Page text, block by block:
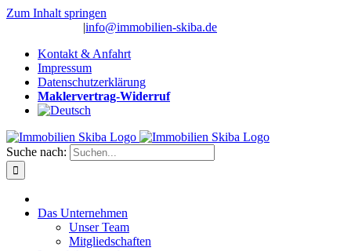
Zum Inhalt springen
|info@immobilien-skiba.de
Kontakt & Anfahrt
Impressum
Datenschutzerklärung
Maklervertrag-Widerruf
Suche nach:
Das Unternehmen
Unser Team
Mitgliedschaften